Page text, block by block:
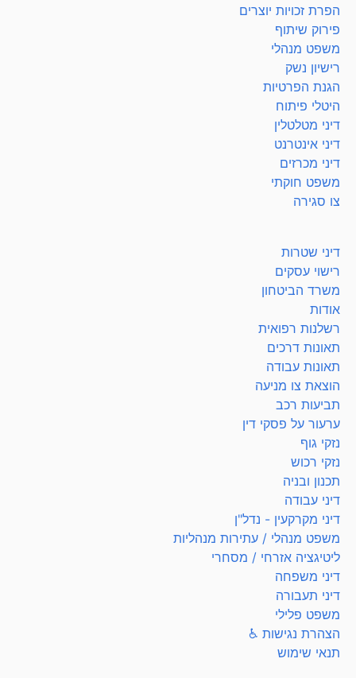
הפרת זכויות יוצרים
פירוק שיתוף
משפט מנהלי
רישיון נשק
הגנת הפרטיות
היטלי פיתוח
דיני מטלטלין
דיני אינטרנט
דיני מכרזים
משפט חוקתי
צו סגירה
דיני שטרות
רישוי עסקים
משרד הביטחון
אודות
רשלנות רפואית
תאונות דרכים
תאונות עבודה
הוצאת צו מניעה
תביעות רכב
ערעור על פסקי דין
נזקי גוף
נזקי רכוש
תכנון ובניה
דיני עבודה
דיני מקרקעין - נדל"ן
משפט מנהלי / עתירות מנהליות
ליטיגציה אזרחי / מסחרי
דיני משפחה
דיני תעבורה
משפט פלילי
הצהרת נגישות ♿
תנאי שימוש